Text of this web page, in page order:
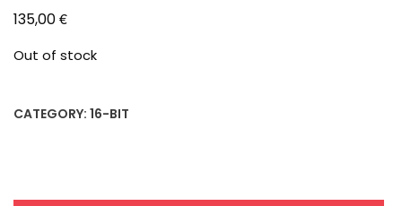
135,00€
Out of stock
CATEGORY: 16-BIT